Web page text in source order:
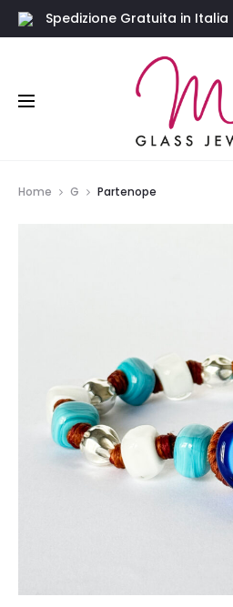
Spedizione Gratuita in Italia
Home G Partenope